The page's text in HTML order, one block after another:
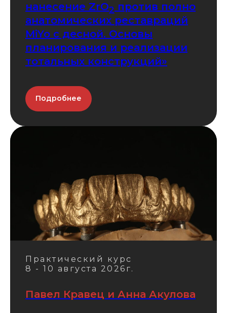
нанесение ZrO2 против полно
анатомических реставраций
MiYo с десной. Основы
планирования и реализации
тотальных конструкций»
Подробнее
Практический курс
8 - 10 августа 2026г.
Павел Кравец и Анна Акулова